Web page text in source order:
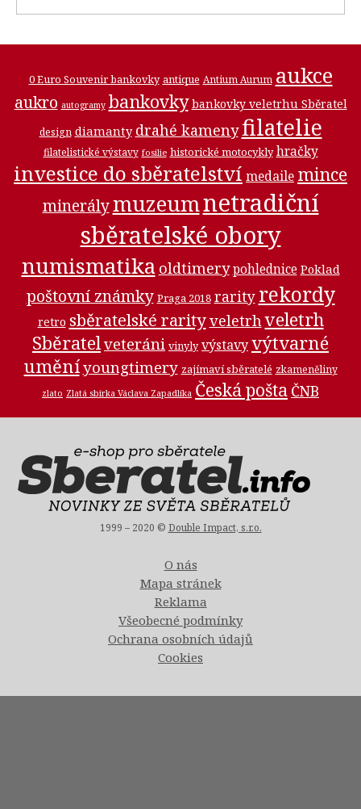
0 Euro Souvenir bankovky antique Antium Aurum aukce
aukro autogramy bankovky bankovky veletrhu Sběratel
design diamanty drahé kamenyfilatelie
filatelistické výstavy fosilie historické motocykly hračky
investice do sběratelství medaile mince
minerálymuzeumnetradiční
sběratelské obory
numismatika oldtimery pohlednice Poklad
poštovní známky Praga 2018 rarity rekordy
retro sběratelské rarityveletrhveletrh
Sběratelveteráni vinyly výstavyvýtvarné
uměníyoungtimery zajímaví sběratelé zkameněliny
zlato Zlatá sbírka Václava Zapadlíka Česká pošta ČNB
1999 – 2020 © Double Impact, s.r.o.
O nás
Mapa stránek
Reklama
Všeobecné podmínky
Ochrana osobních údajů
Cookies